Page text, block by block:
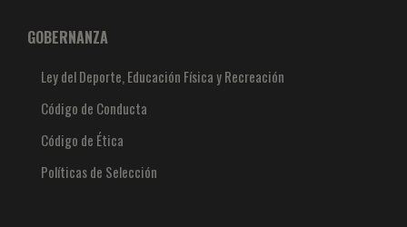
GOBERNANZA
Ley del Deporte, Educación Física y Recreación
Código de Conducta
Código de Ética
Políticas de Selección